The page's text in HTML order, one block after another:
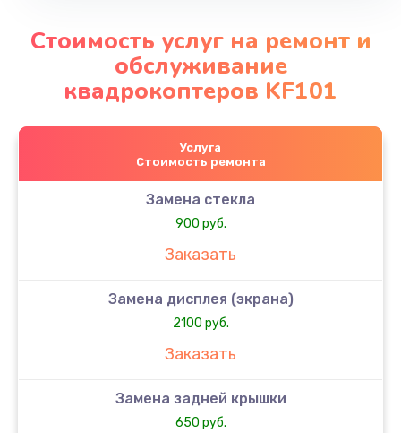
Стоимость услуг на ремонт и
обслуживание
квадрокоптеров KF101
Услуга
Стоимость ремонта
Замена стекла
900 руб.
Заказать
Замена дисплея (экрана)
2100 руб.
Заказать
Замена задней крышки
650 руб.